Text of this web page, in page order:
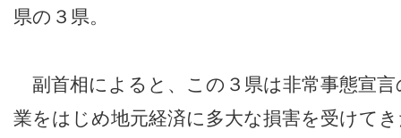
県の３県。
副首相によると、この３県は非常事態宣
業をはじめ地元経済に多大な損害を受けて